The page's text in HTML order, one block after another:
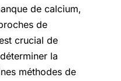
de calcium,
de
crucial de
la
méthodes de